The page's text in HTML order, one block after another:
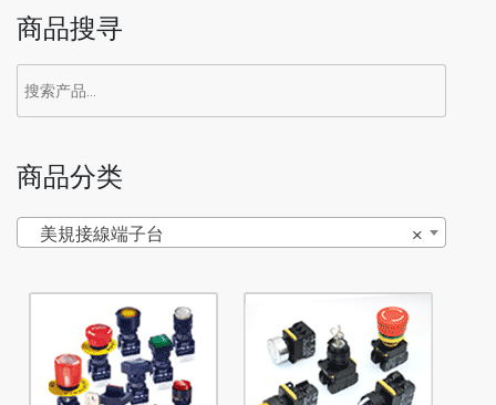
商品搜寻
商品分类
×
美規接線端子台